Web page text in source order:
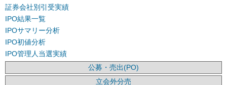
証券会社別引受実績
IPO結果一覧
IPOサマリー分析
IPO初値分析
IPO管理人当選実績
公募・売出(PO)
立会外分売